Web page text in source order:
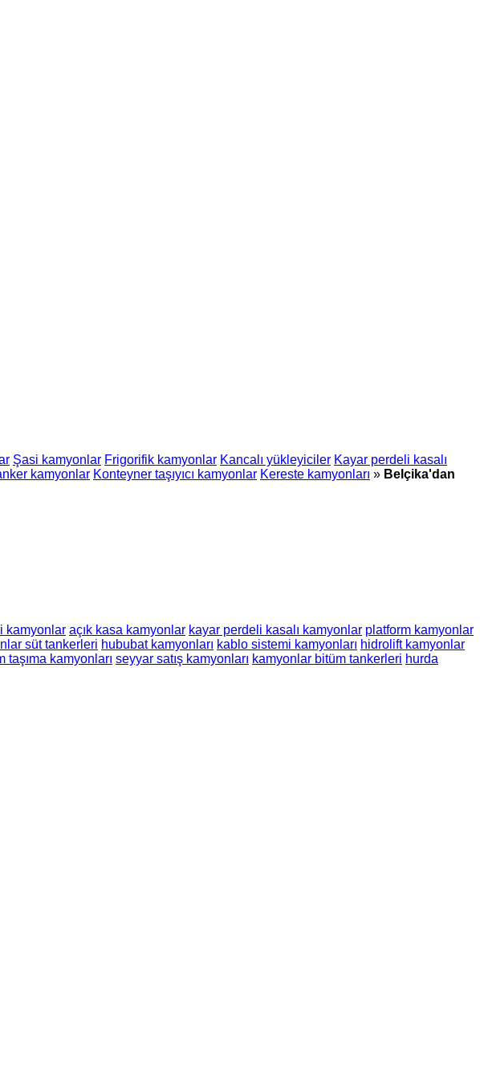
Şasi kamyonlar Frigorifik kamyonlar Kancalı yükleyiciler Kayar perdeli kasalı
kamyonlar Konteyner taşıyıcı kamyonlar Kereste kamyonları » Belçika'dan
kamyonlar açık kasa kamyonlar kayar perdeli kasalı kamyonlar platform kamyonlar
süt tankerleri hububat kamyonları kablo sistemi kamyonları hidrolift kamyonlar
taşıma kamyonları seyyar satış kamyonları kamyonlar bitüm tankerleri hurda